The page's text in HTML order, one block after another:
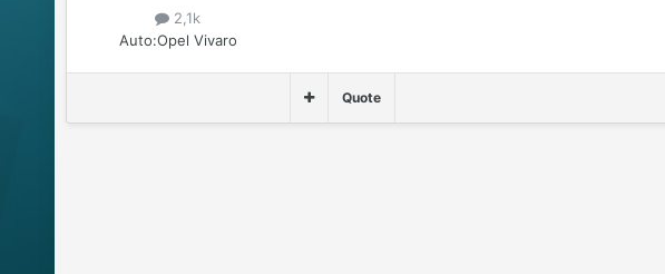
2,1k
Auto:Opel Vivaro
Quote